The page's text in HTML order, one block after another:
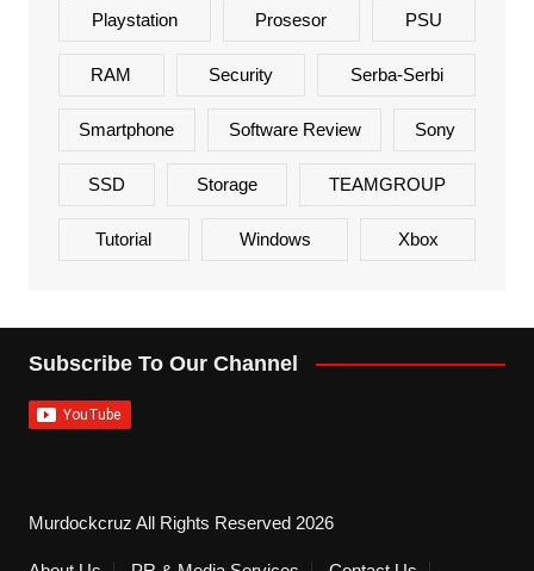
Playstation Prosesor PSU
RAM Security Serba-Serbi
Smartphone Software Review Sony
SSD Storage TEAMGROUP
Tutorial Windows Xbox
Subscribe To Our Channel
Murdockcruz All Rights Reserved 2026